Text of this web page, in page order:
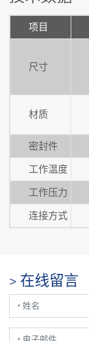
项目
尺寸
材质
密封件
工作温度
工作压力
连接方式
> 在线留言